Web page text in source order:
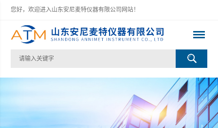
您好，欢迎进入山东安尼麦特仪器有限公司网站！